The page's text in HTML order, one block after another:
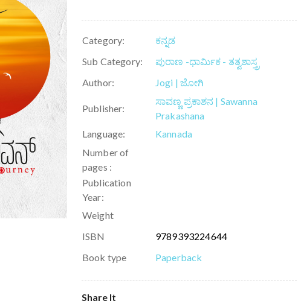
Category:
ಕನ್ನಡ
Sub Category:
ಪುರಾಣ -ಧಾರ್ಮಿಕ - ತತ್ವಶಾಸ್ತ್ರ
Author:
Jogi | ಜೋಗಿ
Publisher:
ಸಾವಣ್ಣ ಪ್ರಕಾಶನ | Sawanna
Prakashana
Language:
Kannada
Number of
pages :
Publication
Year:
Weight
ISBN
9789393224644
Book type
Paperback
Share It